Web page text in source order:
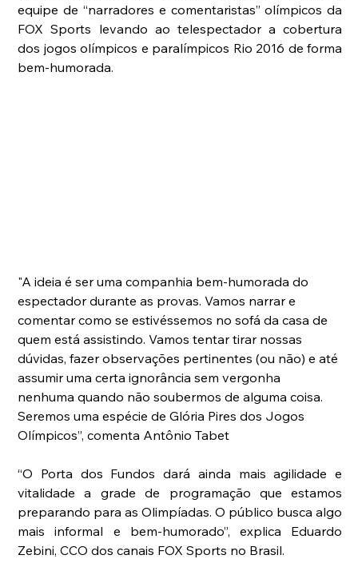
equipe de “narradores e comentaristas” olímpicos da
FOX Sports levando ao telespectador a cobertura
dos jogos olímpicos e paralímpicos Rio 2016 de forma
bem-humorada.
"A ideia é ser uma companhia bem-humorada do
espectador durante as provas. Vamos narrar e
comentar como se estivéssemos no sofá da casa de
quem está assistindo. Vamos tentar tirar nossas
dúvidas, fazer observações pertinentes (ou não) e até
assumir uma certa ignorância sem vergonha
nenhuma quando não soubermos de alguma coisa.
Seremos uma espécie de Glória Pires dos Jogos
Olímpicos”, comenta Antônio Tabet
“O Porta dos Fundos dará ainda mais agilidade e
vitalidade a grade de programação que estamos
preparando para as Olimpíadas. O público busca algo
mais informal e bem-humorado”, explica Eduardo
Zebini, CCO dos canais FOX Sports no Brasil.